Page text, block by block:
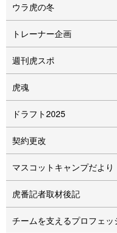
ウラ虎の冬
トレーナー企画
週刊虎スポ
虎魂
ドラフト2025
契約更改
マスコットキャンプだより
虎番記者取材後記
チームを支えるプロフェッ